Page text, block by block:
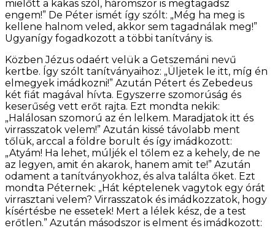
mielőtt a kakas szól, háromszor is megtagadsz
engem!” De Péter ismét így szólt: „Még ha meg is
kellene halnom veled, akkor sem tagadnálak meg!”
Ugyanígy fogadkozott a többi tanítvány is.
Közben Jézus odaért velük a Getszemáni nevű
kertbe. Így szólt tanítványaihoz: „Üljetek le itt, míg én
elmegyek imádkozni!” Azután Pétert és Zebedeus
két fiát magával hívta. Egyszerre szomorúság és
keserűség vett erőt rajta. Ezt mondta nekik:
„Halálosan szomorú az én lelkem. Maradjatok itt és
virrasszatok velem!” Azután kissé távolabb ment
tőlük, arccal a földre borult és így imádkozott:
„Atyám! Ha lehet, múljék el tőlem ez a kehely, de ne
az legyen, amit én akarok, hanem amit te!” Azután
odament a tanítványokhoz, és alva találta őket. Ezt
mondta Péternek: „Hát képtelenek vagytok egy órát
virrasztani velem? Virrasszatok és imádkozzatok, hogy
kísértésbe ne essetek! Mert a lélek kész, de a test
erőtlen.” Azután másodszor is elment és imádkozott: